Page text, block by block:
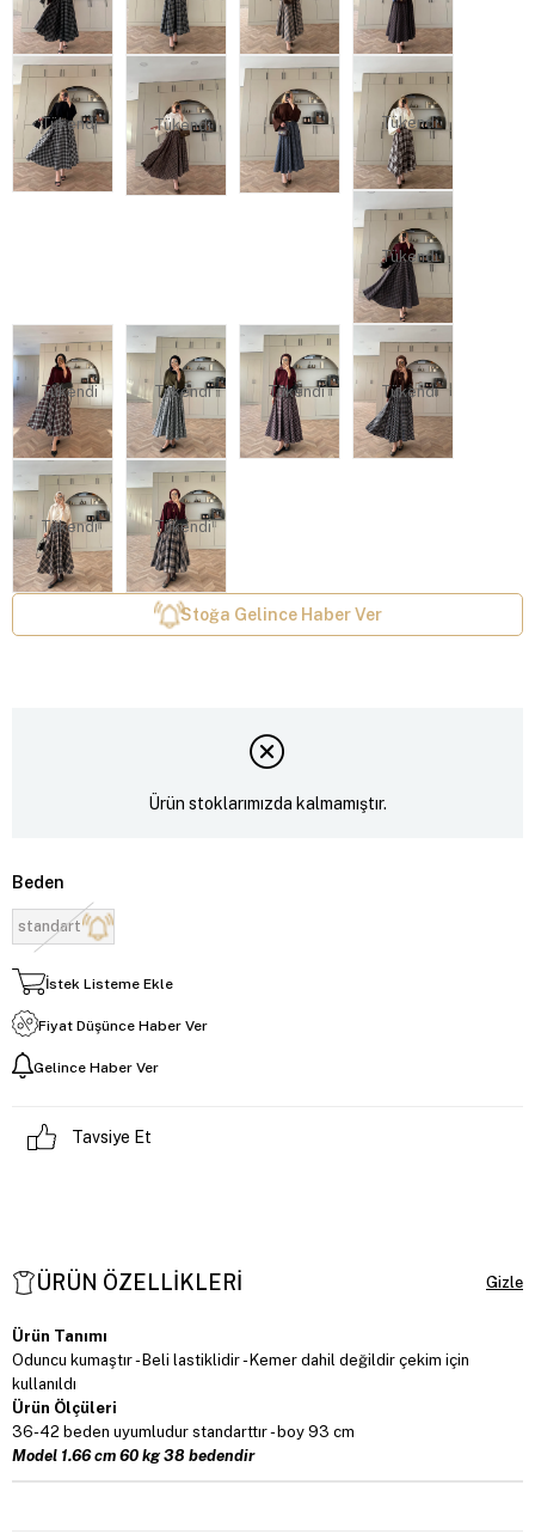
Tükendi Tükendi Tükendi
Tükendi
Tükendi Tükendi Tükendi Tükendi
Tükendi Tükendi
Stoğa Gelince Haber Ver
Ürün stoklarımızda kalmamıştır.
Beden
standart
İstek Listeme Ekle
Fiyat Düşünce Haber Ver
Gelince Haber Ver
Tavsiye Et
ÜRÜN ÖZELLIKLERI
Ürün Tanımı
Oduncu kumaştır - Beli lastiklidir - Kemer dahil değildir çekim için
kullanıldı
Ürün Ölçüleri
36-42 beden uyumludur standarttır - boy 93 cm
Model 1.66 cm 60 kg 38 bedendir